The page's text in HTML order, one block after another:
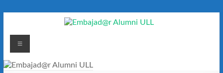
contenido
Embajad@r
Alumni
Menú